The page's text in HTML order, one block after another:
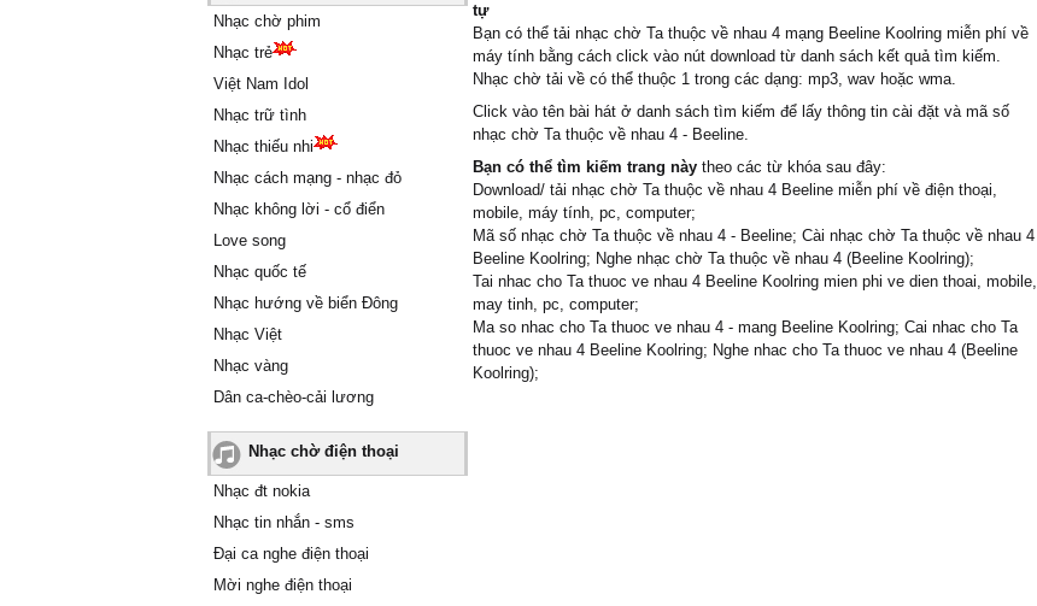
Nhạc chờ phim
Nhạc trẻ
Việt Nam Idol
Nhạc trữ tình
Nhạc thiếu nhi
Nhạc cách mạng - nhạc đỏ
Nhạc không lời - cổ điển
Love song
Nhạc quốc tế
Nhạc hướng về biển Đông
Nhạc Việt
Nhạc vàng
Dân ca-chèo-cải lương
Nhạc chờ điện thoại
Nhạc đt nokia
Nhạc tin nhắn - sms
Đại ca nghe điện thoại
Mời nghe điện thoại
tự
Bạn có thể tải nhạc chờ Ta thuộc về nhau 4 mạng Beeline Koolring miễn phí về
máy tính bằng cách click vào nút download từ danh sách kết quả tìm kiếm.
Nhạc chờ tải về có thể thuộc 1 trong các dạng: mp3, wav hoặc wma.
Click vào tên bài hát ở danh sách tìm kiếm để lấy thông tin cài đặt và mã số
nhạc chờ Ta thuộc về nhau 4 - Beeline.
Bạn có thể tìm kiếm trang này theo các từ khóa sau đây:
Download/ tải nhạc chờ Ta thuộc về nhau 4 Beeline miễn phí về điện thoại,
mobile, máy tính, pc, computer;
Mã số nhạc chờ Ta thuộc về nhau 4 - Beeline; Cài nhạc chờ Ta thuộc về nhau 4
Beeline Koolring; Nghe nhạc chờ Ta thuộc về nhau 4 (Beeline Koolring);
Tai nhac cho Ta thuoc ve nhau 4 Beeline Koolring mien phi ve dien thoai, mobile,
may tinh, pc, computer;
Ma so nhac cho Ta thuoc ve nhau 4 - mang Beeline Koolring; Cai nhac cho Ta
thuoc ve nhau 4 Beeline Koolring; Nghe nhac cho Ta thuoc ve nhau 4 (Beeline
Koolring);